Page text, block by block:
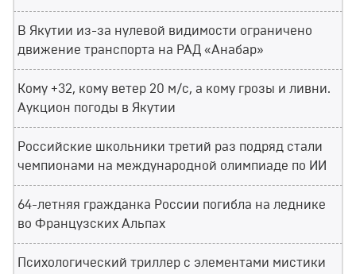
В Якутии из-за нулевой видимости ограничено
движение транспорта на РАД «Анабар»
Кому +32, кому ветер 20 м/с, а кому грозы и ливни.
Аукцион погоды в Якутии
Российские школьники третий раз подряд стали
чемпионами на международной олимпиаде по ИИ
64-летняя гражданка России погибла на леднике
во Французских Альпах
Психологический триллер с элементами мистики